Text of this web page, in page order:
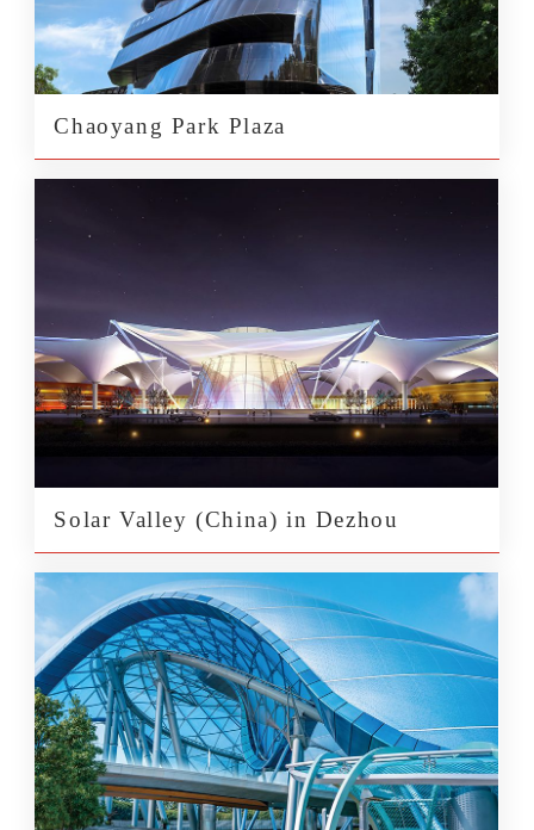
Chaoyang Park Plaza
Solar Valley (China) in Dezhou